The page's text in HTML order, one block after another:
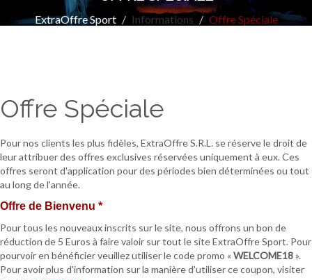
ExtraOffre Sport Informations Offre Spéciale
Offre Spéciale
Pour nos clients les plus fidèles, ExtraOffre S.R.L. se réserve le droit de
leur attribuer des offres exclusives réservées uniquement à eux. Ces
offres seront d'application pour des périodes bien déterminées ou tout
au long de l'année.
Offre de Bienvenu *
Pour tous les nouveaux inscrits sur le site, nous offrons un bon de
réduction de 5 Euros à faire valoir sur tout le site ExtraOffre Sport. Pour
pourvoir en bénéficier veuillez utiliser le code promo «WELCOME18».
Pour avoir plus d'information sur la manière d'utiliser ce coupon, visiter